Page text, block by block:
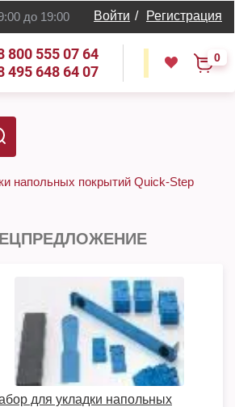
до 19:00 Войти / Регистрация
800 555 07 64
495 648 64 07
0
напольных покрытий Quick-Step
для укладки напольных